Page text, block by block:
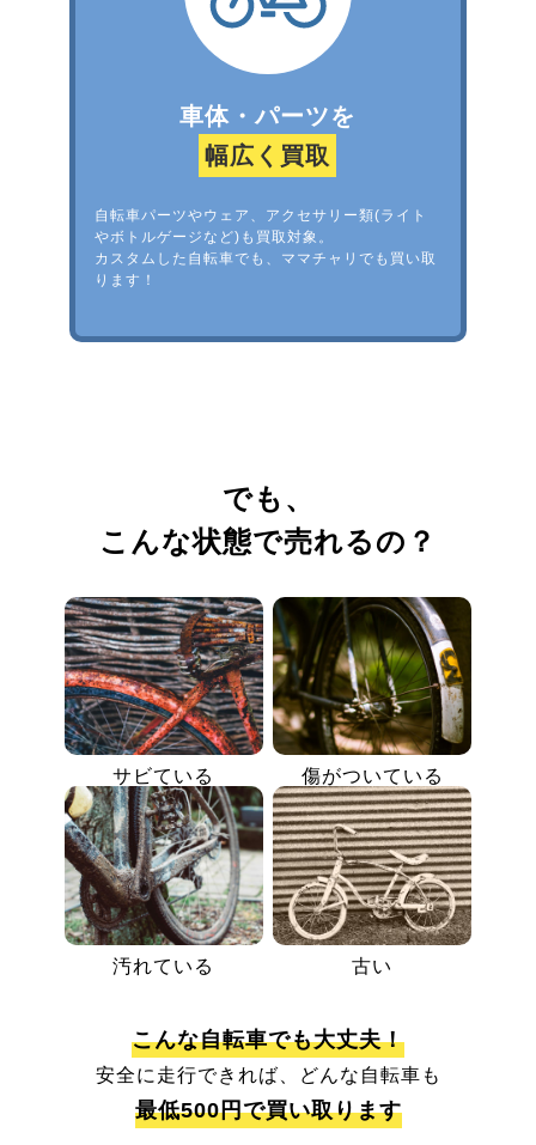
車体・パーツを
幅広く買取
自転車パーツやウェア、アクセサリー類(ライト
やボトルゲージなど)も買取対象。
カスタムした自転車でも、ママチャリでも買い取
ります！
でも、
こんな状態で売れるの？
サビている 傷がついている
汚れている 古い
こんな自転車でも大丈夫！
安全に走行できれば、どんな自転車も
最低500円で買い取ります